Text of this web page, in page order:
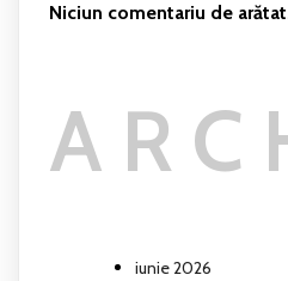
Niciun comentariu de
iunie 2026